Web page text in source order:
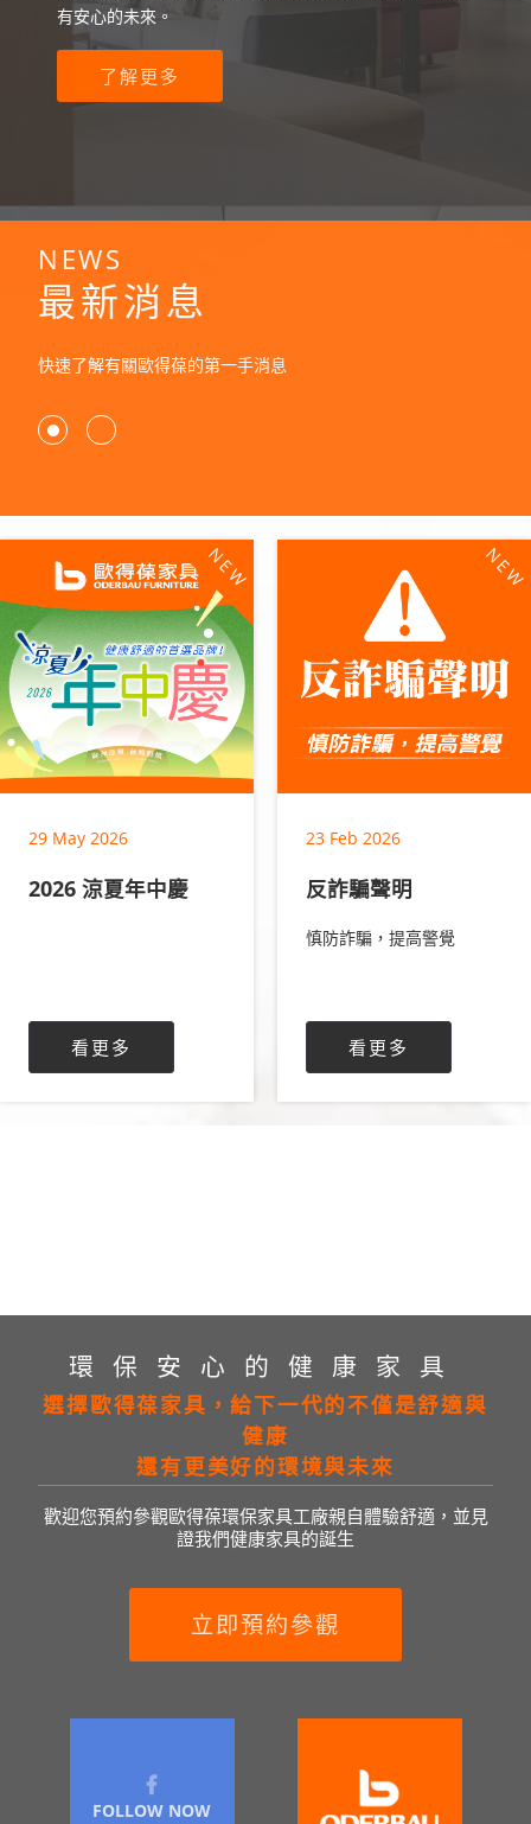
有安心的未來。
了解更多
NEWS
最新消息
快速了解有關歐得葆的第一手消息
NEW
29 May 2026
2026 涼夏年中慶
看更多
NEW
23 Feb 2026
反詐騙聲明
慎防詐騙，提高警覺
看更多
環保安心的健康家具
選擇歐得葆家具，給下一代的不僅是舒適與
健康
還有更美好的環境與未來
歡迎您預約參觀歐得葆環保家具工廠親自體驗舒適，並見
證我們健康家具的誕生
立即預約參觀
FOLLOW NOW